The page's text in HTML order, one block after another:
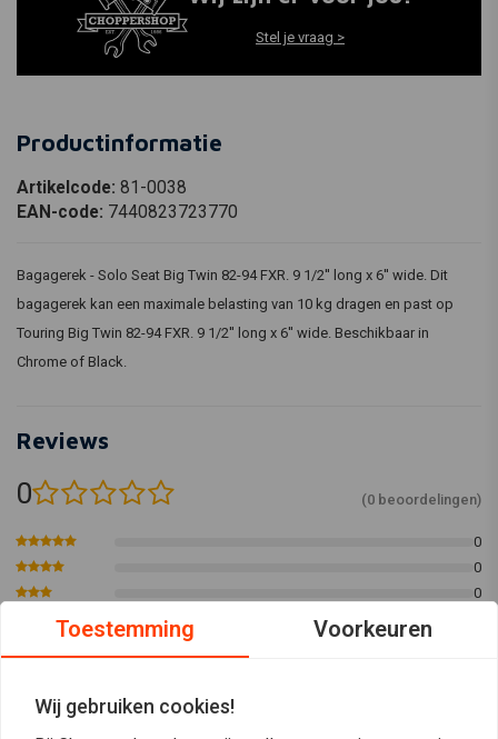
Stel je vraag >
Productinformatie
Artikelcode: 81-0038
EAN-code: 7440823723770
Bagagerek - Solo Seat Big Twin 82-94 FXR. 9 1/2'' long x 6'' wide. Dit
bagagerek kan een maximale belasting van 10 kg dragen en past op
Touring Big Twin 82-94 FXR. 9 1/2'' long x 6'' wide. Beschikbaar in
Chrome of Black.
Reviews
0 (0 beoordelingen)
0
0
0
Plaats ook een review
Toestemming Voorkeuren
Wij gebruiken cookies!